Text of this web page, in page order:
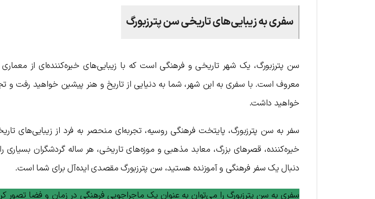
سفری به زیبایی‌های تاریخی سن پترزبورگ
سن پترزبورگ، یک شهر تاریخی و فرهنگی است که با زیبایی‌های خیره‌کننده‌ای از
معروف است. با سفری به این شهر، شما به دنیایی از تاریخ و هنر پیشین خواهید رفت و
خواهید داشت.
سفر به سن پترزبورگ، پایتخت فرهنگی روسیه، تجربه‌ای منحصر به فرد از زیبایی‌های
خیره‌کننده، قصرهای بزرگ، معابد مذهبی و موزه‌های تاریخی، هر ساله گردشگران
دنبال یک سفر فرهنگی و آموزنده هستید، سن پترزبورگ مقصدی ایده‌آل برای شما است.
سفری به سن پترزبورگ را می‌توان به عنوان یک ماجراجویی فرهنگی در زمان و فضا تصور